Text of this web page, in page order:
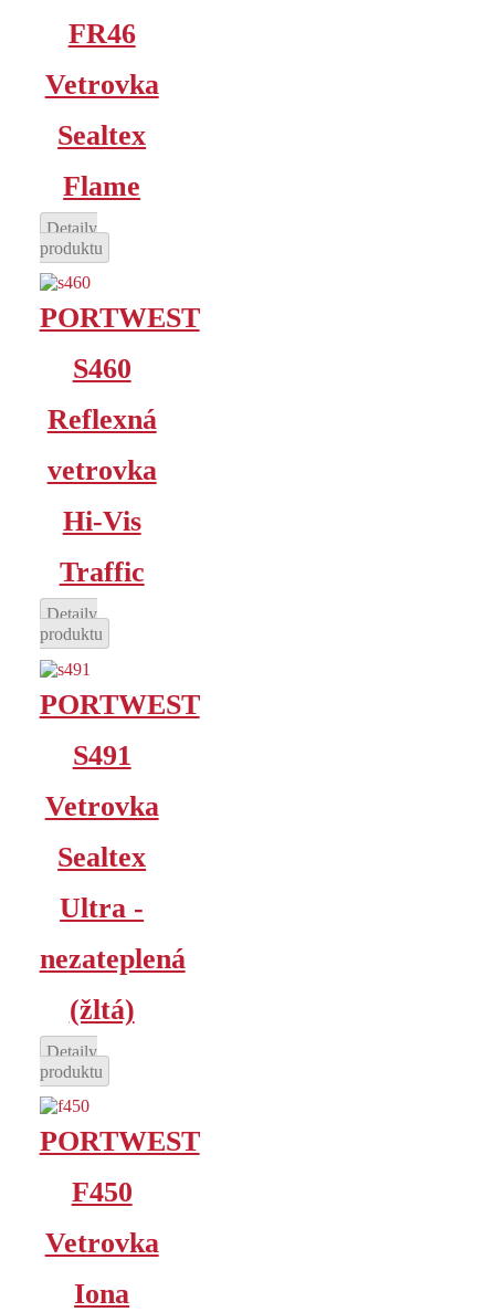
FR46
Vetrovka
Sealtex
Flame
Detaily
produktu
PORTWEST
S460
Reflexná
vetrovka
Hi-Vis
Traffic
Detaily
produktu
PORTWEST
S491
Vetrovka
Sealtex
Ultra -
nezateplená
(žltá)
Detaily
produktu
PORTWEST
F450
Vetrovka
Iona